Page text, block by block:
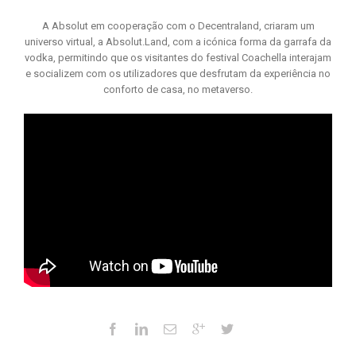
A Absolut em cooperação com o Decentraland, criaram um
universo virtual, a Absolut.Land, com a icónica forma da garrafa da
vodka, permitindo que os visitantes do festival Coachella interajam
e socializem com os utilizadores que desfrutam da experiência no
conforto de casa, no metaverso.